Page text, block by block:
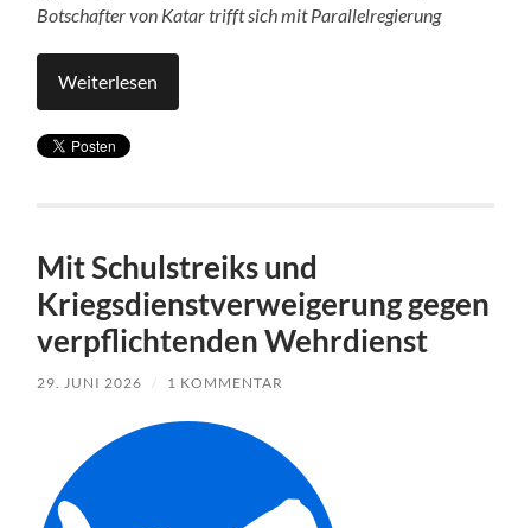
Botschafter von Katar trifft sich mit Parallelregierung
Weiterlesen
Mit Schulstreiks und
Kriegsdienstverweigerung gegen
verpflichtenden Wehrdienst
29. JUNI 2026 / 1 KOMMENTAR